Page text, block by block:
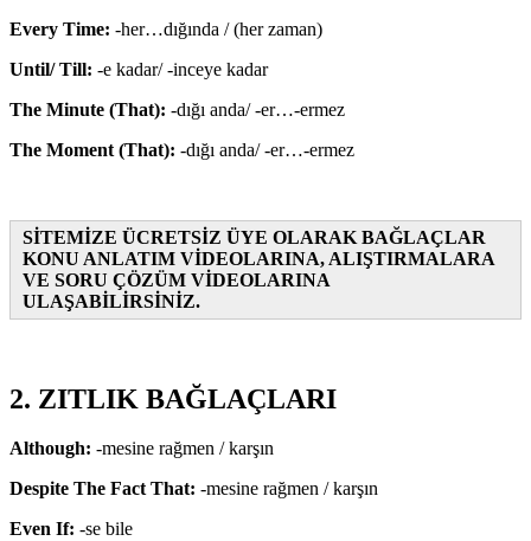
Every Time: -her…dığında / (her zaman)
Until/ Till: -e kadar/ -inceye kadar
The Minute (That): -dığı anda/ -er…-ermez
The Moment (That): -dığı anda/ -er…-ermez
SİTEMİZE ÜCRETSİZ ÜYE OLARAK BAĞLAÇLAR
KONU ANLATIM VİDEOLARINA, ALIŞTIRMALARA
VE SORU ÇÖZÜM VİDEOLARINA
ULAŞABİLİRSİNİZ.
2. ZITLIK BAĞLAÇLARI
Although: -mesine rağmen / karşın
Despite The Fact That: -mesine rağmen / karşın
Even If: -se bile